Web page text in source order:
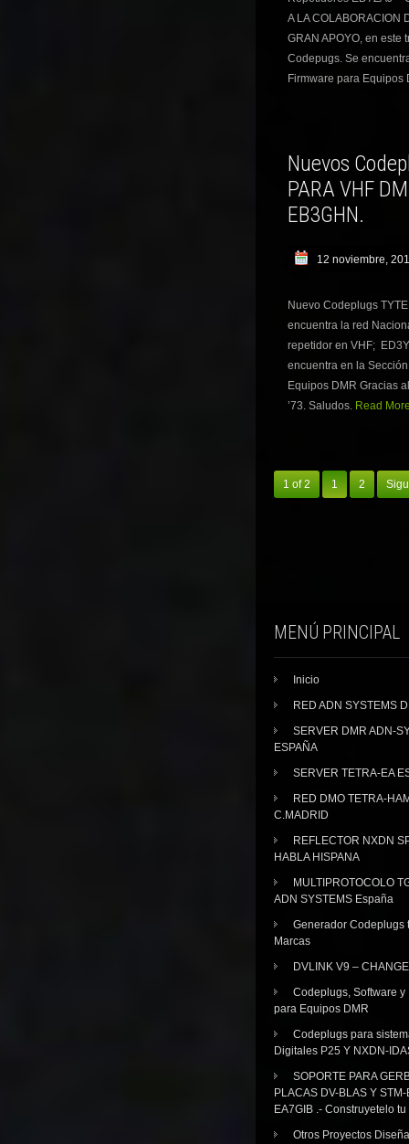
A LA COLABORACION
GRAN APOYO, en este
Codepugs. Se
Firmware para Equipos
Nuevos
PARA VHF
EB3GHN.
12 noviembre,
Nuevo Codeplugs
encuentra la red
repetidor en VHF;
encuentra en la
Equipos DMR Gracias
’73. Saludos. Read
1 of 2 1 2
MENÚ PRINCIPAL
Inicio
RED ADN SYSTEMS
SERVER DMR ADN-
ESPAÑA
SERVER TETRA-EA
RED DMO TETRA-
C.MADRID
REFLECTOR NXDN
HABLA HISPANA
MULTIPROTOCOLO
ADN SYSTEMS España
Generador Codeplugs
Marcas
DVLINK V9 –
Codeplugs, Software y
para Equipos DMR
Codeplugs para
Digitales P25 Y NXDN-
SOPORTE PARA
PLACAS DV-BLAS Y
EA7GIB .- Construyetelo
Otros Proyectos